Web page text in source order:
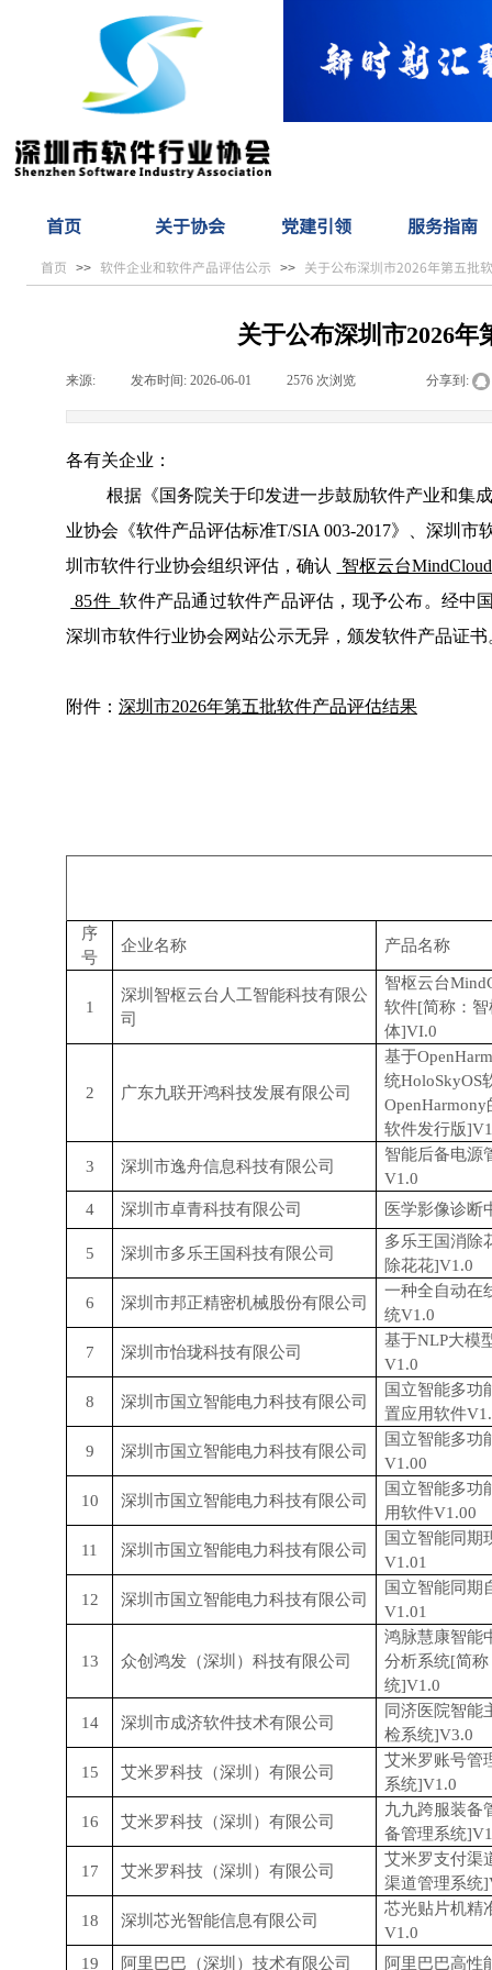
首页 关于协会 党建引领 服务指南
首页 >> 软件企业和软件产品评估公示 >> 关于公布深圳市2026年第五批
关于公布深圳市2026
来源: 发布时间: 2026-06-01 2576 次浏览 分享到:
各有关企业：
根据《国务院关于印发进一步鼓励软件产业和集
业协会《软件产品评估标准T/SIA 003-2017》、深圳
圳市软件行业协会组织评估，确认
智枢云台
85件软件产品通过软件产品评估，现予公布。经中
深圳市软件行业协会网站公示无异，颁发软件产品证书
附件： 深圳市2026年第五批软件产品评估结果
序
号
企业名称 产品名称
1
深圳智枢云台人工智能科技有限公
司
智枢云台
软件[简称：
体]VI.0
2 广东九联开鸿科技发展有限公司
基于
统HoloSkyOS
软件发行版
3 深圳市逸舟信息科技有限公司
智能后备电源
V1.0
4
深圳市卓青科技有限公司 医学影像诊断
5 深圳市多乐王国科技有限公司
多乐王国消除
除花花]V1.0
6 深圳市邦正精密机械股份有限公司
一种全自动在
统V1.0
7 深圳市怡珑科技有限公司
基于NLP大模
V1.0
8 深圳市国立智能电力科技有限公司
国立智能多功
置应用软件
9 深圳市国立智能电力科技有限公司
国立智能多功
V1.00
10 深圳市国立智能电力科技有限公司
国立智能多功
用软件V1.00
11 深圳市国立智能电力科技有限公司
国立智能同期
V1.01
12 深圳市国立智能电力科技有限公司
国立智能同期
V1.01
13 众创鸿发（深圳）科技有限公司
鸿脉慧康智能
分析系统[简
统]V1.0
14 深圳市成济软件技术有限公司
同济医院智能
检系统]V3.0
15 艾米罗科技（深圳）有限公司
艾米罗账号管
系统]V1.0
16 艾米罗科技（深圳）有限公司
九九跨服装备
备管理系统
17 艾米罗科技（深圳）有限公司
艾米罗支付渠
渠道管理系统
18 深圳芯光智能信息有限公司
芯光贴片机精
V1.0
19
阿里巴巴（深圳）技术有限公司 阿里巴巴高性